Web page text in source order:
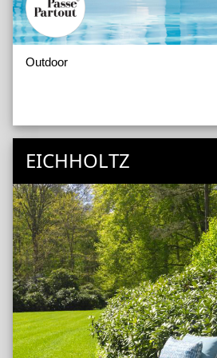
Outdoor
EICHHOLTZ